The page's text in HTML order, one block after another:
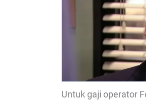
Untuk gaji operator